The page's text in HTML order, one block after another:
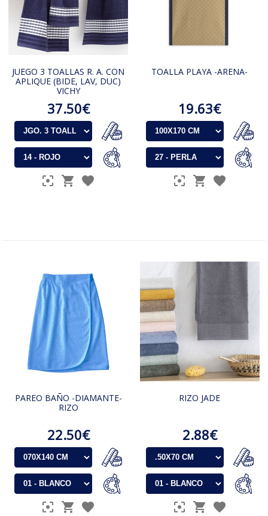
JUEGO 3 TOALLAS R. A. CON
APLIQUE (BIDE, LAV, DUC)
VICHY
37.50€
TOALLA PLAYA -ARENA-
19.63€
PAREO BAÑO -DIAMANTE-
RIZO
22.50€
RIZO JADE
2.88€